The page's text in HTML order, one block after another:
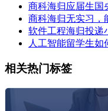
商科海归应届生国
商科海归无实习，
软件工程海归投递
人工智能留学生如
相关热门标签